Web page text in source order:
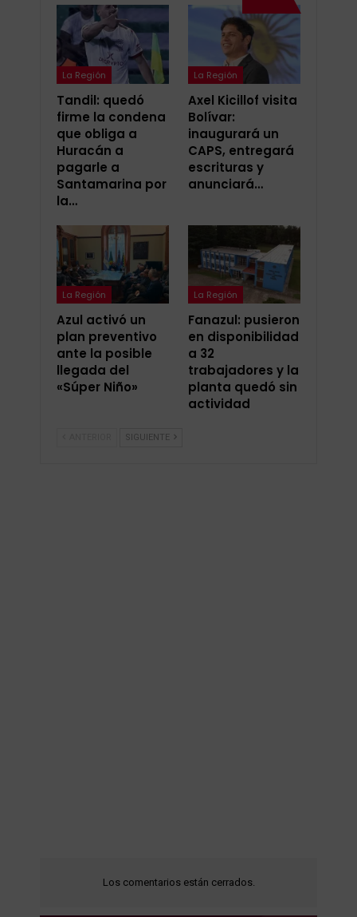
La Región
Tandil: quedó
firme la condena
que obliga a
Huracán a
pagarle a
Santamarina por
la…
La Región
Axel Kicillof visita
Bolívar:
inaugurará un
CAPS, entregará
escrituras y
anunciará…
La Región
Azul activó un
plan preventivo
ante la posible
llegada del
«Súper Niño»
La Región
Fanazul: pusieron
en disponibilidad
a 32
trabajadores y la
planta quedó sin
actividad
SIGUIENTE
Los comentarios están cerrados.